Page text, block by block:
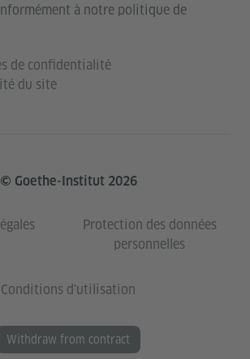
à notre politique de
de confidentialité
du site
© Goethe-Institut 2026
Protection des données
personnelles
Conditions d'utilisation
Withdraw from contract